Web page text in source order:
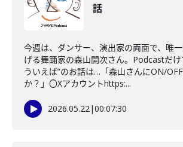
話
今週は、ダンサー、演出家の両面で、唯
げる舞踊家の森山開次さん。Podcastだけ
ういえば”のお話は…「森山さんにON/
か？」〇Xアカウントhttps:...
2026.05.22|00:07:30